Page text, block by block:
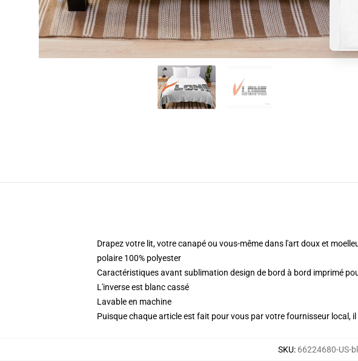
Drapez votre lit, votre canapé ou vous-même dans l'art doux et
polaire 100% polyester
Caractéristiques avant sublimation design de bord à bord imprimé
L'inverse est blanc cassé
Lavable en machine
Puisque chaque article est fait pour vous par votre fournisseur local,
SKU: 66224680-US-